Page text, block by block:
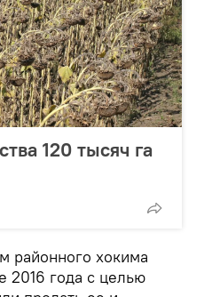
120 тысяч га
районного хокима
2016 года с целью